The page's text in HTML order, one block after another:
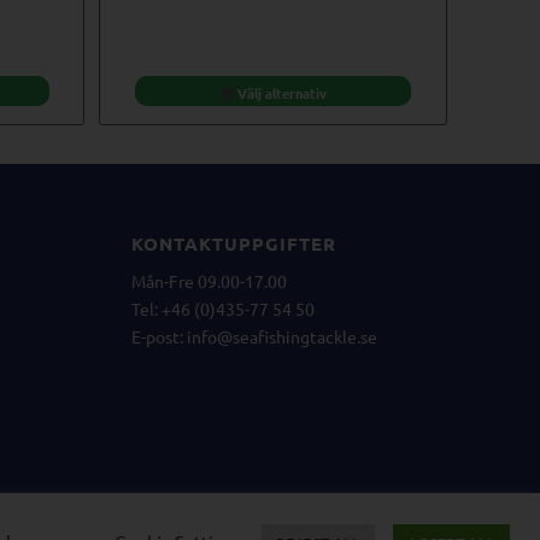
€15,32.
€13,79.
Välj alternativ
KONTAKTUPPGIFTER
Mån-Fre 09.00-17.00
Tel: +46 (0)435-77 54 50
E-post: info@seafishingtackle.se